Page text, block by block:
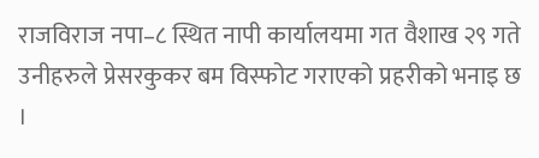
राजविराज नपा–८ स्थित नापी कार्यालयमा गत वैशाख २९ गते
उनीहरुले प्रेसरकुकर बम विस्फोट गराएको प्रहरीको भनाइ छ
।